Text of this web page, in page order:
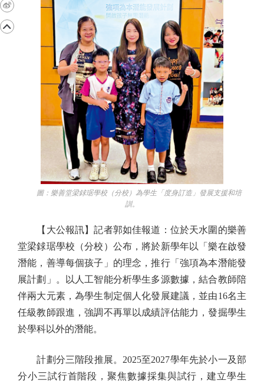
圖：樂善堂梁銶琚學校（分校）為學生「度身訂造」發展支援和培
訓。
【大公報訊】記者郭如佳報道：位於天水圍的樂善
堂梁銶琚學校（分校）公布，將於新學年以「樂在啟發
潛能，善導每個孩子」的理念，推行「強項為本潛能發
展計劃」。以人工智能分析學生多源數據，結合教師陪
伴兩大元素，為學生制定個人化發展建議，並由16名主
任級教師跟進，強調不再單以成績評估能力，發掘學生
於學科以外的潛能。
計劃分三階段推展。2025至2027學年先於小一及部
分小三試行首階段，聚焦數據採集與試行，建立學生